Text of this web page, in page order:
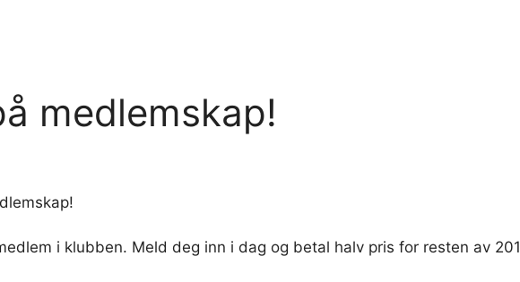
medlemskap!
i klubben. Meld deg inn i dag og betal halv pris for resten av